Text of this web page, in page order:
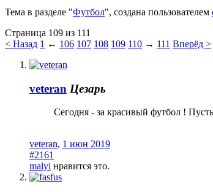
Тема в разделе "Футбол", создана пользователем
Страница 109 из 111
< Назад 1 ← 106 107 108 109 110 → 111 Вперёд >
veteran Цезарь
Сегодня - за красивый футбол !
veteran, 1 июн 2019
#2161
malyi нравится это.